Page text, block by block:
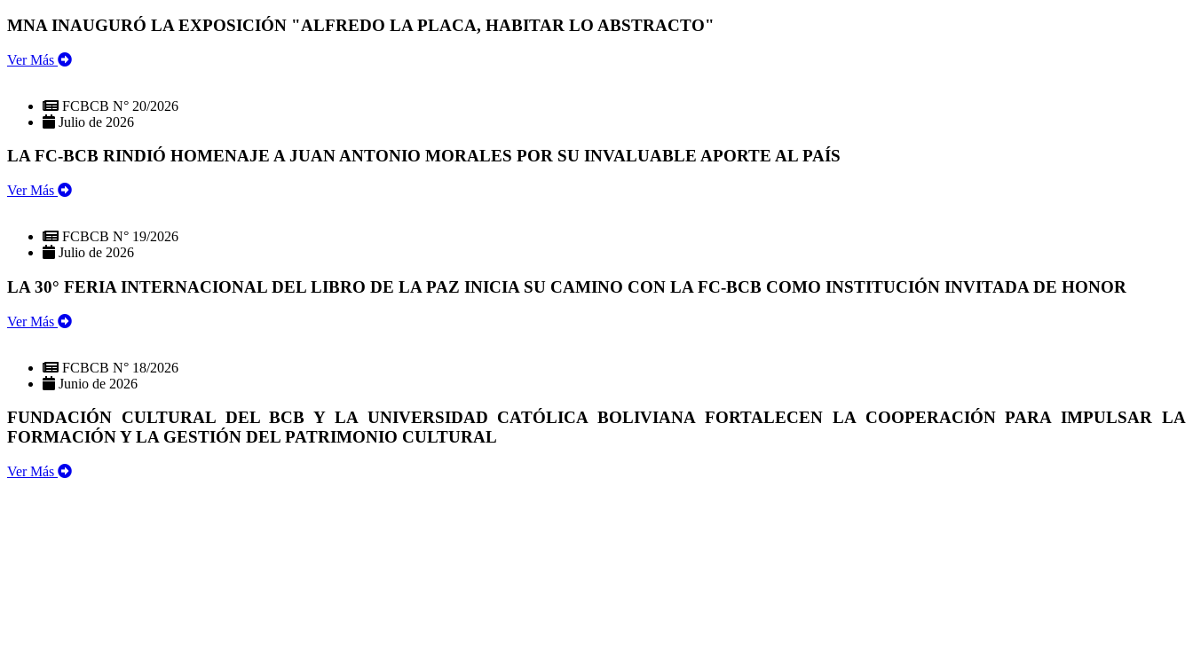
MNA INAUGURÓ LA EXPOSICIÓN "ALFREDO LA PLACA, HABITAR LO ABSTRACTO"
Ver Más
FCBCB N° 20/2026
Julio de 2026
LA FC-BCB RINDIÓ HOMENAJE A JUAN ANTONIO MORALES POR SU INVALUABLE APORTE AL PAÍS
Ver Más
FCBCB N° 19/2026
Julio de 2026
LA 30° FERIA INTERNACIONAL DEL LIBRO DE LA PAZ INICIA SU CAMINO CON LA FC-BCB COMO INSTITUCIÓN INVITADA DE HONOR
Ver Más
FCBCB N° 18/2026
Junio de 2026
FUNDACIÓN CULTURAL DEL BCB Y LA UNIVERSIDAD CATÓLICA BOLIVIANA FORTALECEN LA COOPERACIÓN PARA IMPULSAR LA
FORMACIÓN Y LA GESTIÓN DEL PATRIMONIO CULTURAL
Ver Más